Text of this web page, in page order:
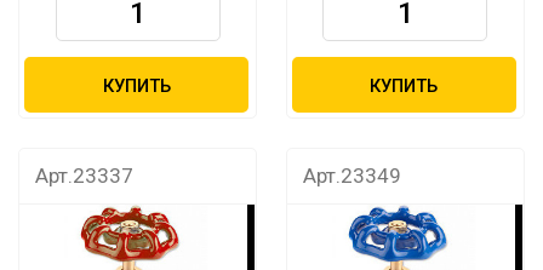
КУПИТЬ КУПИТЬ
Арт.23337 Арт.23349